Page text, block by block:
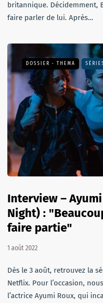
britannique. Décidemment,
faire parler de lui. Après…
DOSSIER - THEMA
Interview –
Night) :
faire partie"
1 août 2022
Dès le 3 août, retrouvez la
Netflix. Pour l’occasion,
l’actrice Ayumi Roux, qui